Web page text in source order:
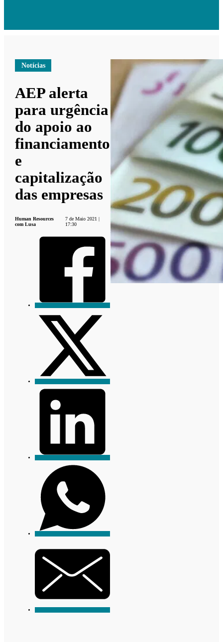
Notícias
AEP alerta
para urgência
do apoio ao
financiamento
e
capitalização
das empresas
Human Resources
com Lusa
7 de Maio 2021 |
17:30